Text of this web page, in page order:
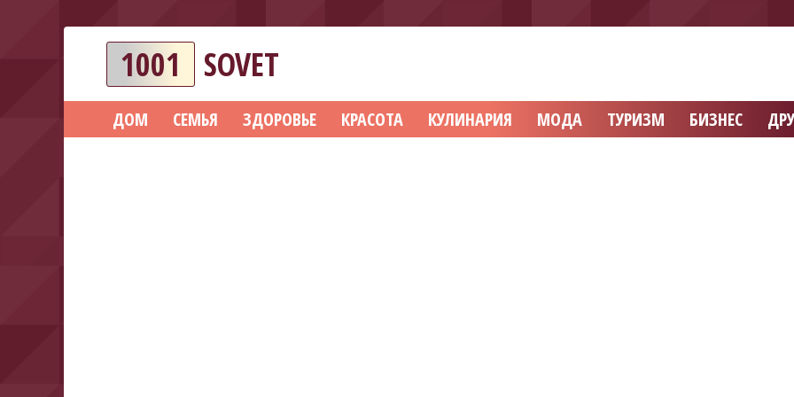
1001 SOVET
ДОМ СЕМЬЯ ЗДОРОВЬЕ КРАСОТА КУЛИНАРИЯ МОДА ТУРИЗМ БИЗНЕС